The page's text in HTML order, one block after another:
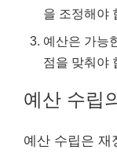
을 조정해야
예산은 가능
점을 맞춰야
예산 수립
예산 수립은 재